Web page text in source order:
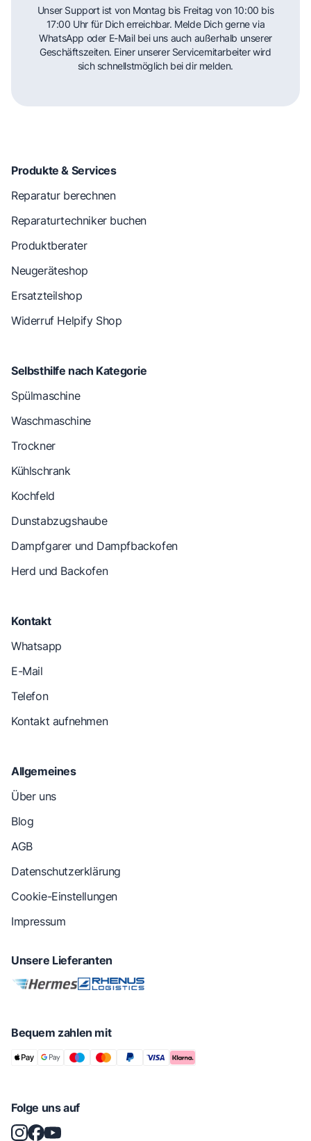
Unser Support ist von Montag bis Freitag von 10:00 bis
17:00 Uhr für Dich erreichbar. Melde Dich gerne via
WhatsApp oder E-Mail bei uns auch außerhalb unserer
Geschäftszeiten. Einer unserer Servicemitarbeiter wird
sich schnellstmöglich bei dir melden.
Produkte & Services
Reparatur berechnen
Reparaturtechniker buchen
Produktberater
Neugeräteshop
Ersatzteilshop
Widerruf Helpify Shop
Selbsthilfe nach Kategorie
Spülmaschine
Waschmaschine
Trockner
Kühlschrank
Kochfeld
Dunstabzugshaube
Dampfgarer und Dampfbackofen
Herd und Backofen
Kontakt
Whatsapp
E-Mail
Telefon
Kontakt aufnehmen
Allgemeines
Über uns
Blog
AGB
Datenschutzerklärung
Cookie-Einstellungen
Impressum
Unsere Lieferanten
Bequem zahlen mit
Folge uns auf